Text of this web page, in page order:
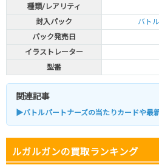
種類/レアリティ
封入パック
バト
パック発売日
イラストレーター
型番
関連記事
▶バトルパートナーズの当たりカードや最
ルガルガンの買取ランキング